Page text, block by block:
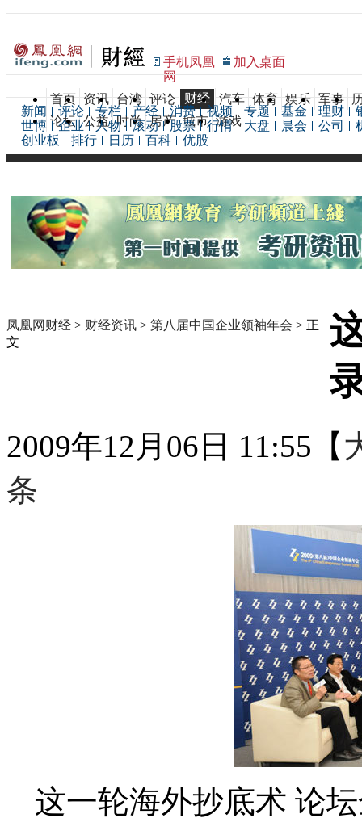
手机凤凰
网
加入桌面
首页 资讯 台湾 评论 财经 汽车 体育 娱乐 军事
论坛 公益 时尚 房产 城市 游戏
新闻 评论 专栏 产经 消费 视频 专题 基金 理财
世博
企业 人物 滚动 股票 行情 大盘 晨会 公司
创业板
排行 日历 百科 优股
凤凰网财经 > 财经资讯 > 第八届中国企业领袖年会 > 正
文
2009年12月06日 11:55 【
条
这一轮海外抄底术 论